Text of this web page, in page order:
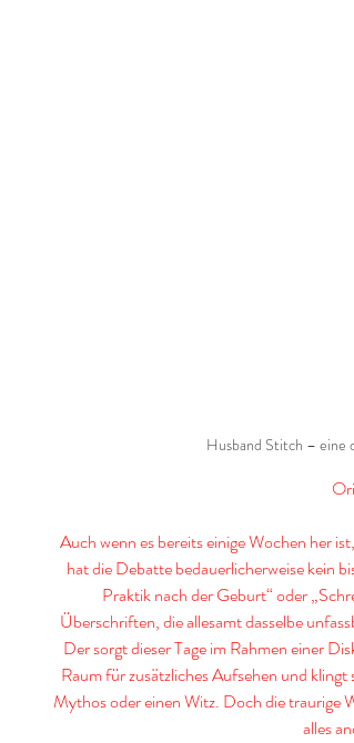
Husband Stitch – eine
Auch wenn es bereits einige Wochen her
hat die Debatte bedauerlicherweise kein
Praktik nach der Geburt“ oder
Überschriften, die allesamt dasselbe
Der sorgt dieser Tage im Rahmen einer
Raum für zusätzliches Aufsehen und
Mythos oder einen Witz. Doch die traurige
alles